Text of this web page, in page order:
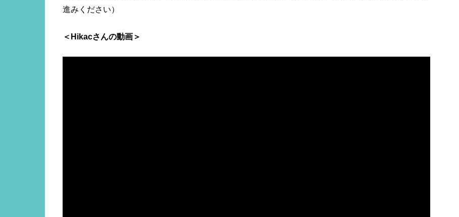
進みください）
＜Hikacさんの動画＞